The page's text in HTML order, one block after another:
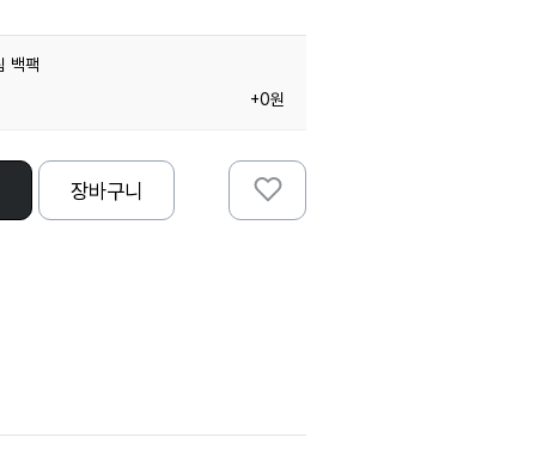
백팩
+0원
장바구니